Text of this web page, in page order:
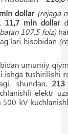
mln dollar (rejaga
11,7 mln dollar
107,5 foiz)
hisobidan
umumiy
ishga tushirilishi
shundan,
elektr
500 kV